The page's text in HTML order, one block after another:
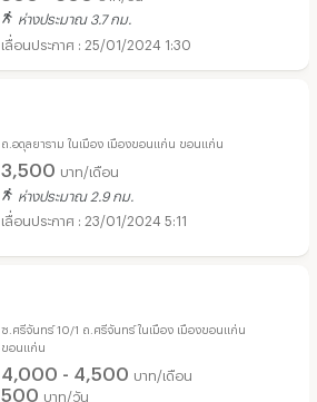
ห่างประมาณ 3.7 กม.
25/01/2024 1:30
ถ.อดุลยาราม ในเมือง เมืองขอนแก่น ขอนแก่น
3,500 บาท/เดือน
ห่างประมาณ 2.9 กม.
23/01/2024 5:11
ซ.ศรีจันทร์ 10/1 ถ.ศรีจันทร์ ในเมือง เมืองขอนแก่น
ขอนแก่น
4,000 - 4,500 บาท/เดือน
500 บาท/วัน